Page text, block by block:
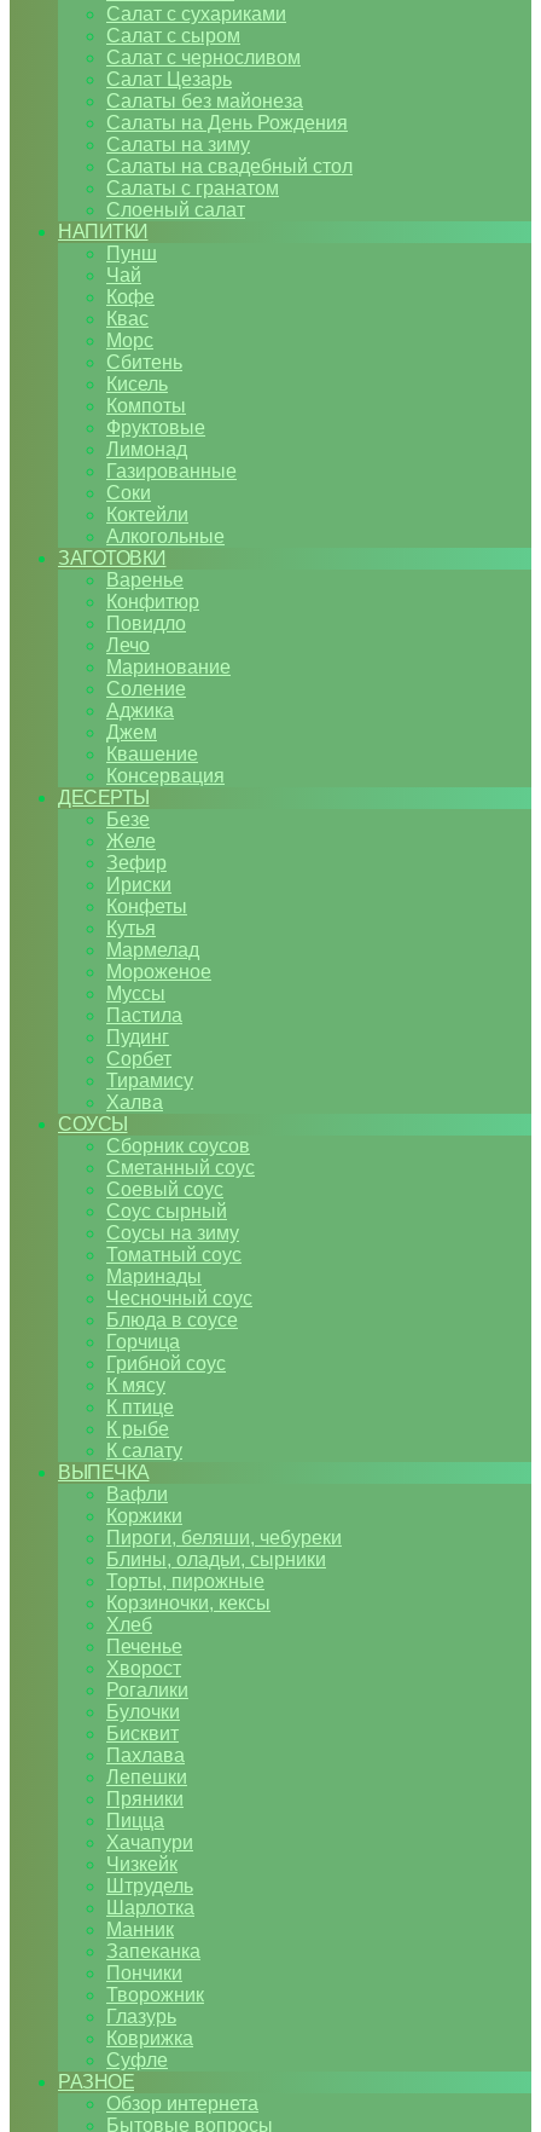
Салат с сухариками
Салат с сыром
Салат с черносливом
Салат Цезарь
Салаты без майонеза
Салаты на День Рождения
Салаты на зиму
Салаты на свадебный стол
Салаты с гранатом
Слоеный салат
НАПИТКИ
Пунш
Чай
Кофе
Квас
Морс
Сбитень
Кисель
Компоты
Фруктовые
Лимонад
Газированные
Соки
Коктейли
Алкогольные
ЗАГОТОВКИ
Варенье
Конфитюр
Повидло
Лечо
Маринование
Соление
Аджика
Джем
Квашение
Консервация
ДЕСЕРТЫ
Безе
Желе
Зефир
Ириски
Конфеты
Кутья
Мармелад
Мороженое
Муссы
Пастила
Пудинг
Сорбет
Тирамису
Халва
СОУСЫ
Сборник соусов
Сметанный соус
Соевый соус
Соус сырный
Соусы на зиму
Томатный соус
Маринады
Чесночный соус
Блюда в соусе
Горчица
Грибной соус
К мясу
К птице
К рыбе
К салату
ВЫПЕЧКА
Вафли
Коржики
Пироги, беляши, чебуреки
Блины, оладьи, сырники
Торты, пирожные
Корзиночки, кексы
Хлеб
Печенье
Хворост
Рогалики
Булочки
Бисквит
Пахлава
Лепешки
Пряники
Пицца
Хачапури
Чизкейк
Штрудель
Шарлотка
Манник
Запеканка
Пончики
Творожник
Глазурь
Коврижка
Суфле
РАЗНОЕ
Обзор интернета
Бытовые вопросы